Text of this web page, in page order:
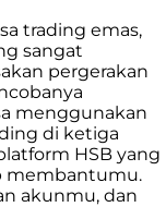
trading emas,
sangat
pergerakan
menggunakan
di ketiga
HSB yang
membantumu.
akunmu, dan